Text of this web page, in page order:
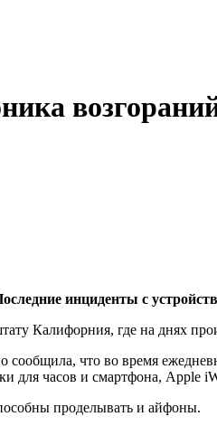
инциденты с
Калифорния, где на днях
что во время
для часов и смартфона, Apple
проделывать и айфоны.